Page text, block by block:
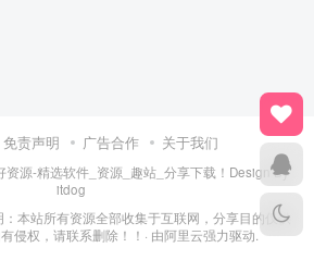
免责声明 广告合作 关于我们
源-精选软件_资源_趣站_分享下载！Design By
itdog
本站所有资源全部收集于互联网，分享目的仅供
侵权，请联系删除！！· 由阿里云强力驱动.